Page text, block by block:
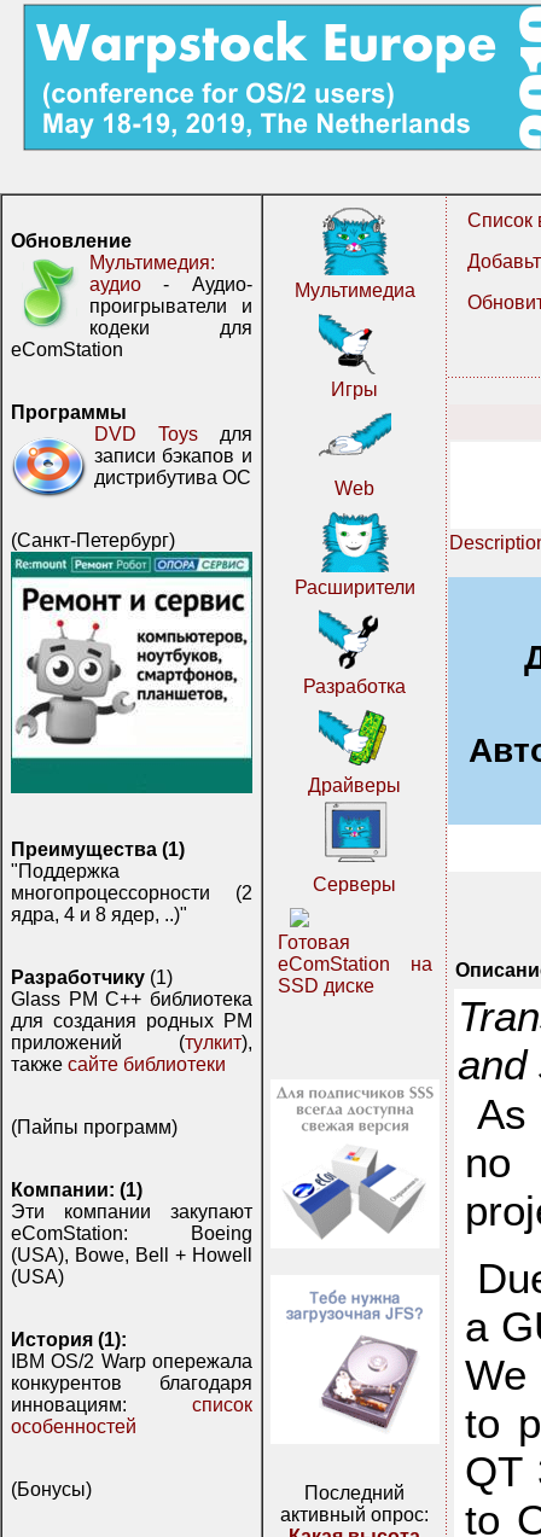
Обновление
Мультимедия:
аудио - Аудио-
проигрыватели и
кодеки для
eComStation
Программы
DVD Toys для
записи бэкапов и
дистрибутива ОС
(Санкт-Петербург)
Преимущества (1)
"Поддержка
многопроцессорности (2
ядра, 4 и 8 ядер, ..)"
Разработчику (1)
Glass PM C++ библиотека
для создания родных PM
приложений (тулкит),
также сайте библиотеки
(Пайпы программ)
Компании: (1)
Эти компании закупают
eComStation: Boeing
(USA), Bowe, Bell + Howell
(USA)
История (1):
IBM OS/2 Warp опережала
конкурентов благодаря
инновациям: список
особенностей
(Бонусы)
Мультимедиа
Игры
Web
Расширители
Разработка
Драйверы
Серверы
Готовая
eComStation на
SSD диске
Последний
активный опрос:
Список
As
no
a
We
to
QT
to